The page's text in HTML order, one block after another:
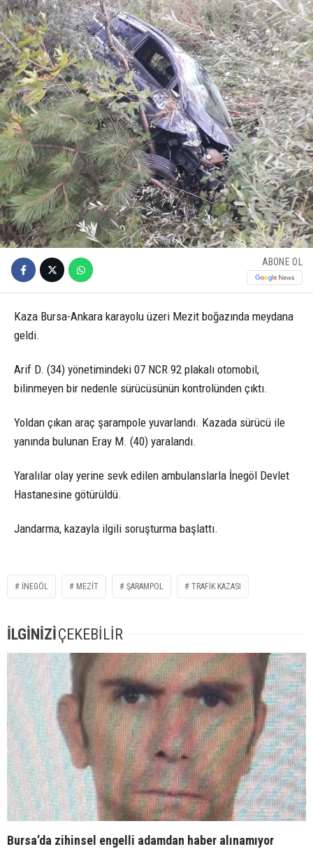
ABONE OL
Kaza Bursa-Ankara karayolu üzeri Mezit boğazında meydana
geldi.
Arif D. (34) yönetimindeki 07 NCR 92 plakalı otomobil,
bilinmeyen bir nedenle sürücüsünün kontrolünden çıktı.
Yoldan çıkan araç şarampole yuvarlandı. Kazada sürücü ile
yanında bulunan Eray M. (40) yaralandı.
Yaralılar olay yerine sevk edilen ambulanslarla İnegöl Devlet
Hastanesine götürüldü.
Jandarma, kazayla ilgili soruşturma başlattı.
INEGÖL MEZIT ŞARAMPOL TRAFIK KAZASI
İLGİNİZİÇEKEBİLİR
Bursa’da zihinsel engelli adamdan haber alınamıyor